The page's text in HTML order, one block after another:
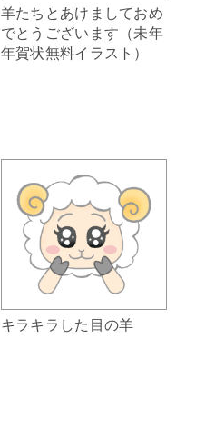
羊たちとあけましておめ
でとうございます（未年
年賀状無料イラスト）
キラキラした目の羊